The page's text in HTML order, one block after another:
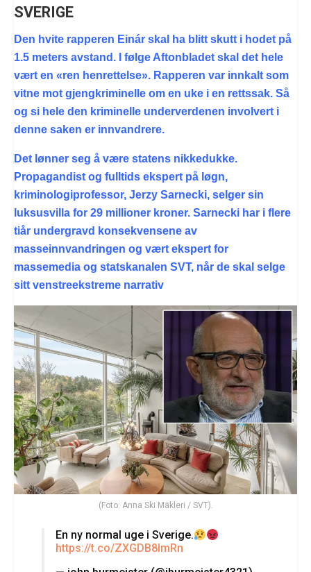
SVERIGE
Den hvite rapperen Einár skal ha blitt skutt i hodet på
1.5 meters avstand. I følge Aftonbladet skal det hele
vært en «ren henrettelse». Rapperen var innkalt som
vitne mot gjengkriminelle om en uke i en rettssak. Så
og si hele den kriminelle underverdenen involvert i
denne saken er innvandrere.
Det lønner seg å være statens nikkedukke.
Propagandist og fulltids ekspert på løgn,
kriminologiprofessor, Jerzy Sarnecki, selger sin
luksusvilla for 29 millioner kroner. Sarnecki har i flere
tiår undergravd konsekvensene av
masseinnvandringen og vært ekspert for
massemedia og statskanalen SVT, når de skal selge
sitt venstreekstreme narrativ
(Foto: Anna Ski Mäkleri / SVT).
En ny normal uge i Sverige.
https://t.co/ZXGDB8ImRn